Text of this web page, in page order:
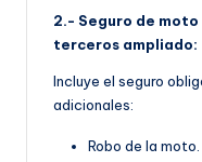
2.- Seguro de moto
terceros ampliado:
Incluye el seguro
adicionales:
Robo de la moto.